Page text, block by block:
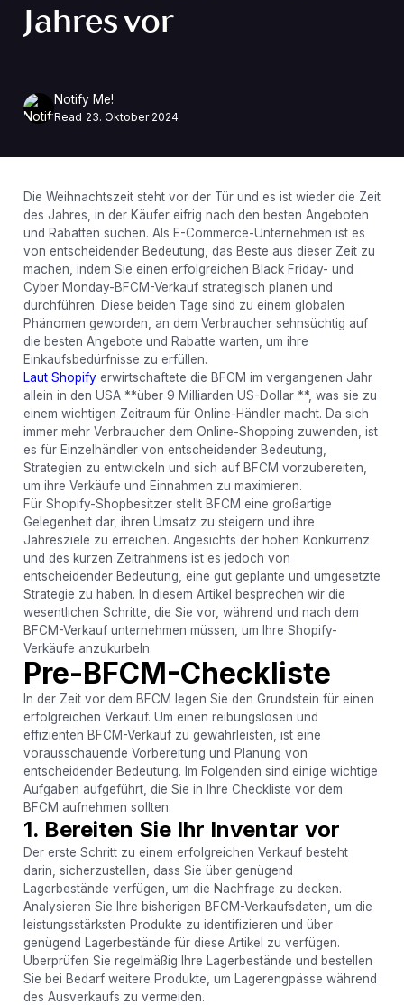
Jahres vor
Notify Me!
Read 23. Oktober 2024
Die Weihnachtszeit steht vor der Tür und es ist wieder die Zeit
des Jahres, in der Käufer eifrig nach den besten Angeboten
und Rabatten suchen. Als E-Commerce-Unternehmen ist es
von entscheidender Bedeutung, das Beste aus dieser Zeit zu
machen, indem Sie einen erfolgreichen Black Friday- und
Cyber ​​Monday-BFCM-Verkauf strategisch planen und
durchführen. Diese beiden Tage sind zu einem globalen
Phänomen geworden, an dem Verbraucher sehnsüchtig auf
die besten Angebote und Rabatte warten, um ihre
Einkaufsbedürfnisse zu erfüllen.
Laut Shopifyerwirtschaftete die BFCM im vergangenen Jahr
allein in den USA **über 9 Milliarden US-Dollar **, was sie zu
einem wichtigen Zeitraum für Online-Händler macht. Da sich
immer mehr Verbraucher dem Online-Shopping zuwenden, ist
es für Einzelhändler von entscheidender Bedeutung,
Strategien zu entwickeln und sich auf BFCM vorzubereiten,
um ihre Verkäufe und Einnahmen zu maximieren.
Für Shopify-Shopbesitzer stellt BFCM eine großartige
Gelegenheit dar, ihren Umsatz zu steigern und ihre
Jahresziele zu erreichen. Angesichts der hohen Konkurrenz
und des kurzen Zeitrahmens ist es jedoch von
entscheidender Bedeutung, eine gut geplante und umgesetzte
Strategie zu haben. In diesem Artikel besprechen wir die
wesentlichen Schritte, die Sie vor, während und nach dem
BFCM-Verkauf unternehmen müssen, um Ihre Shopify-
Verkäufe anzukurbeln.
Pre-BFCM-Checkliste
In der Zeit vor dem BFCM legen Sie den Grundstein für einen
erfolgreichen Verkauf. Um einen reibungslosen und
effizienten BFCM-Verkauf zu gewährleisten, ist eine
vorausschauende Vorbereitung und Planung von
entscheidender Bedeutung. Im Folgenden sind einige wichtige
Aufgaben aufgeführt, die Sie in Ihre Checkliste vor dem
BFCM aufnehmen sollten:
1. Bereiten Sie Ihr Inventar vor
Der erste Schritt zu einem erfolgreichen Verkauf besteht
darin, sicherzustellen, dass Sie über genügend
Lagerbestände verfügen, um die Nachfrage zu decken.
Analysieren Sie Ihre bisherigen BFCM-Verkaufsdaten, um die
leistungsstärksten Produkte zu identifizieren und über
genügend Lagerbestände für diese Artikel zu verfügen.
Überprüfen Sie regelmäßig Ihre Lagerbestände und bestellen
Sie bei Bedarf weitere Produkte, um Lagerengpässe während
des Ausverkaufs zu vermeiden.